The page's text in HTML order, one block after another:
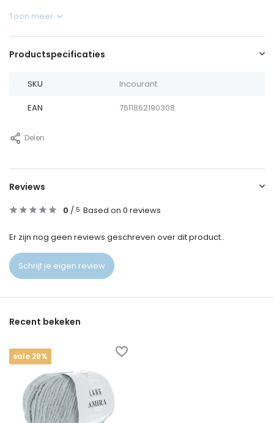
Toon meer
Productspecificaties
SKU Incourant
EAN 7611862190308
Delen
Reviews
0 / 5 Based on 0 reviews
Er zijn nog geen reviews geschreven over dit product..
Schrijf je eigen review
Recent bekeken
sale 28%